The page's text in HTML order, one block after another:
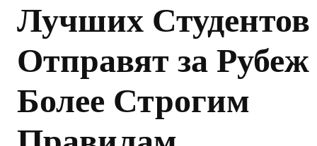
Лучших Студентов
Отправят за Рубеж
Более Строгим